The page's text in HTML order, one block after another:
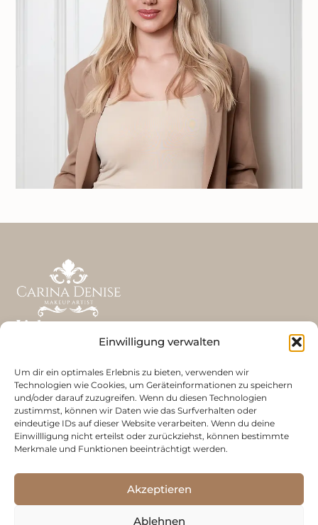
Einwilligung verwalten
Um dir ein optimales Erlebnis zu bieten, verwenden wir
Technologien wie Cookies, um Geräteinformationen zu speichern
und/oder darauf zuzugreifen. Wenn du diesen Technologien
zustimmst, können wir Daten wie das Surfverhalten oder
eindeutige IDs auf dieser Website verarbeiten. Wenn du deine
Einwillligung nicht erteilst oder zurückziehst, können bestimmte
Merkmale und Funktionen beeinträchtigt werden.
Akzeptieren
Ablehnen
LEISTUNGEN
REFERENZEN
KONTAKT
Kontakt
CARINA DENISE BÖCK
ZIEGLERGASSE, 1070 WIEN
MAKEUPARTIST@CARINA-DENISE.COM